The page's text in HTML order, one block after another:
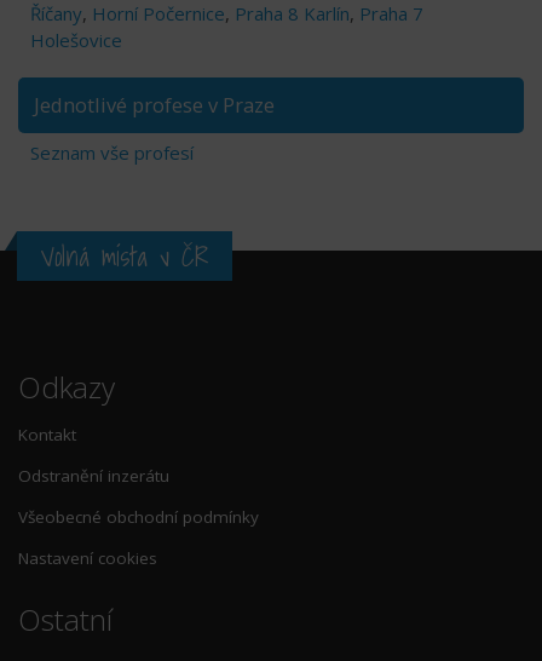
Říčany, Horní Počernice, Praha 8 Karlín, Praha 7
Holešovice
Jednotlivé profese v Praze
Seznam vše profesí
Volná místa v ČR
Odkazy
Kontakt
Odstranění inzerátu
Všeobecné obchodní podmínky
Nastavení cookies
Ostatní